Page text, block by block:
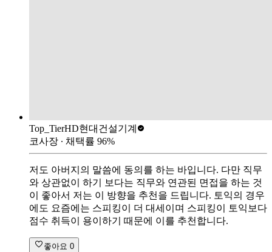
Top_TierHD현대건설기계
코사장 ∙ 채택률 96%
저도 아버지의 말씀에 동의를 하는 바입니다. 다만 직무
와 상관없이 하기 보다는 직무와 연관된 면접을 하는 것
이 좋아서 저는 이 방향을 추천을 드립니다. 토익의 경우
에도 요즘에는 스피킹이 더 대세이며 스피킹이 토익보다
점수 취득이 용이하기 때문에 이를 추천합니다.
좋아요 0